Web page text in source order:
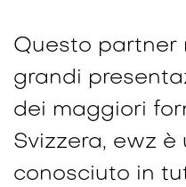
Questo partner
grandi
dei maggiori
Svizzera, ewz è
conosciuto in